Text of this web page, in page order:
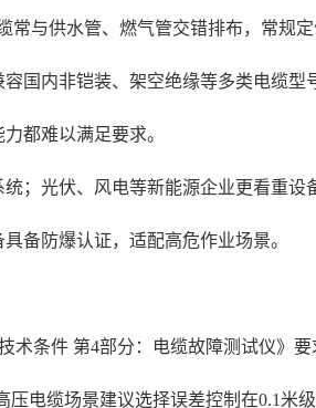
常与供水管、燃气管交错排布，常规
国内非铠装、架空绝缘等多类电缆型
都难以满足要求。
；光伏、风电等新能源企业更看重设
备防爆认证，适配高危作业场景。
条件 第4部分：电缆故障测试仪》要
电缆场景建议选择误差控制在0.1米